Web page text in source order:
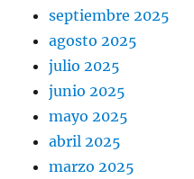
septiembre 2025
agosto 2025
julio 2025
junio 2025
mayo 2025
abril 2025
marzo 2025